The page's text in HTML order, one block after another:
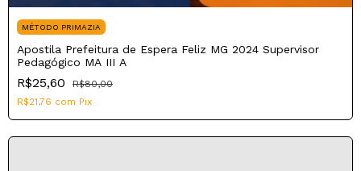
MÉTODO PRIMAZIA
Apostila Prefeitura de Espera Feliz MG 2024 Supervisor
Pedagógico MA III A
R$25,60
R$80,00
R$21,76 com Pix